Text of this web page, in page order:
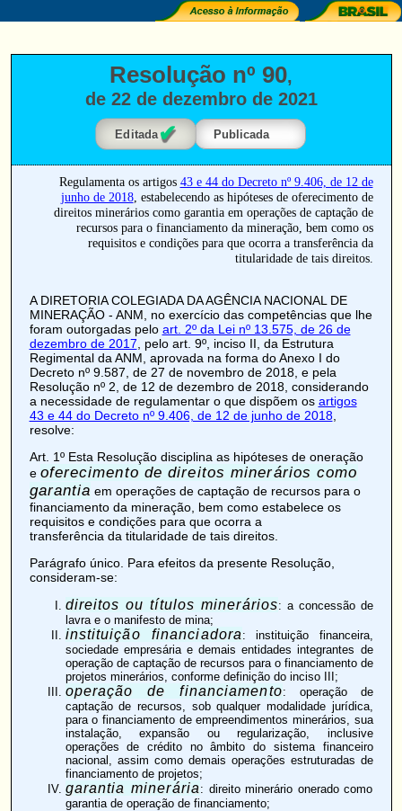
Resolução nº 90,
de 22 de dezembro de 2021
Editada✔ Publicada
Regulamenta os artigos 43 e 44 do Decreto nº 9.406, de 12 de
junho de 2018, estabelecendo as hipóteses de oferecimento de
direitos minerários como garantia em operações de captação de
recursos para o financiamento da mineração, bem como os
requisitos e condições para que ocorra a transferência da
titularidade de tais direitos.
A DIRETORIA COLEGIADA DA AGÊNCIA NACIONAL DE
MINERAÇÃO - ANM, no exercício das competências que lhe
foram outorgadas pelo art. 2º da Lei nº 13.575, de 26 de
dezembro de 2017 , pelo art. 9º, inciso II, da Estrutura
Regimental da ANM, aprovada na forma do Anexo I do
Decreto nº 9.587, de 27 de novembro de 2018, e pela
Resolução nº 2, de 12 de dezembro de 2018, considerando
a necessidade de regulamentar o que dispõem os artigos
43 e 44 do Decreto nº 9.406, de 12 de junho de 2018,
resolve:
Art. 1ºEsta Resolução disciplina as hipóteses de oneração
e oferecimento de direitos minerários como
garantia em operações de captação de recursos para o
financiamento da mineração, bem como estabelece os
requisitos e condições para que ocorra a
transferência da titularidadede tais direitos.
Parágrafo único. Para efeitos da presente Resolução,
consideram-se:
direitos ou títulos minerários: a concessão de
lavra e o manifesto de mina;
instituição financiadora: instituição financeira,
sociedade empresária e demais entidades integrantes de
operação de captação de recursos para o financiamento de
projetos minerários, conforme definição do inciso III;
operação de financiamento: operação de
captação de recursos, sob qualquer modalidade jurídica,
para o financiamento de empreendimentos minerários, sua
instalação, expansão ou regularização, inclusive
operações de crédito no âmbito do sistema financeiro
nacional, assim como demais operações estruturadas de
financiamento de projetos;
garantia minerária: direito minerário oneradocomo
garantia de operação de financiamento;